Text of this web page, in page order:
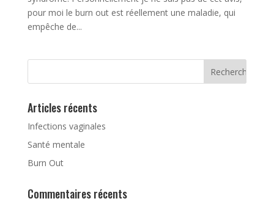
pour moi le burn out est réellement une maladie, qui
empêche de...
Articles récents
Infections vaginales
Santé mentale
Burn Out
Commentaires récents